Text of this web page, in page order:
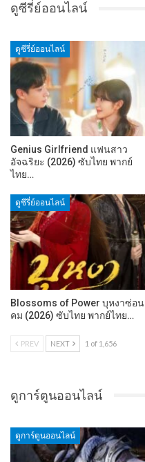
ดูซีรี่ย์ออนไลน์
ดูซีรี่ย์ออนไลน์
Genius Girlfriend แฟนสาว
อัจฉริยะ (2026) ซับไทย พากย์
ไทย…
ดูซีรี่ย์ออนไลน์
Blossoms of Power บุหงาซ่อน
คม (2026) ซับไทย พากย์ไทย…
PREV NEXT 1 of 1,656
ดูการ์ตูนออนไลน์
ดูการ์ตูนออนไลน์